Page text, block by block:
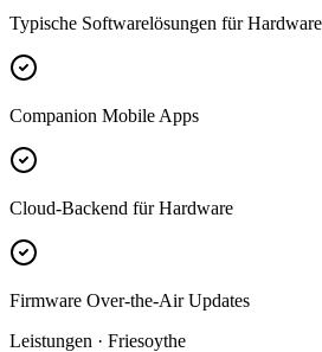
Typische Softwarelösungen für
Companion Mobile Apps
Cloud-Backend für Hardware
Firmware Over-the-Air Updates
Leistungen · Friesoythe